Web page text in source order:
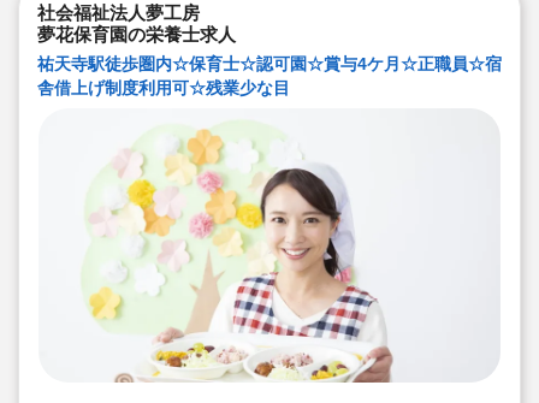
社会福祉法人夢工房
夢花保育園の栄養士求人
祐天寺駅徒歩圏内☆保育士☆認可園☆賞与4ケ月☆正職員☆宿
舎借上げ制度利用可☆残業少な目